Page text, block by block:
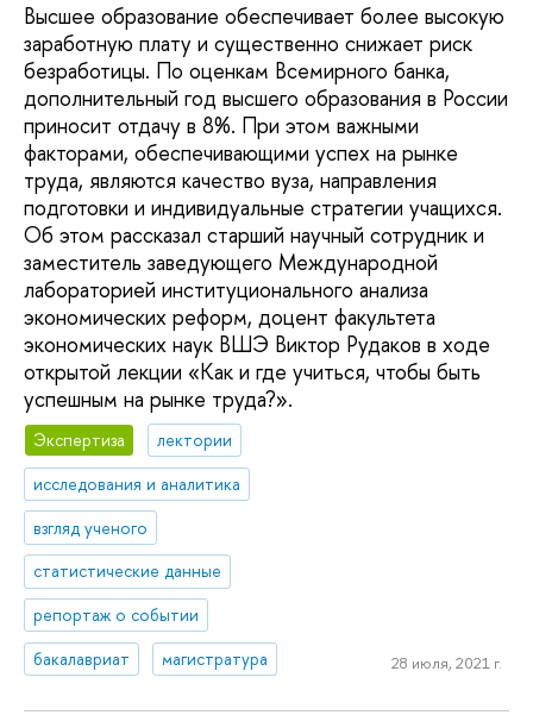
Высшее образование обеспечивает более высокую
заработную плату и существенно снижает риск
безработицы. По оценкам Всемирного банка,
дополнительный год высшего образования в России
приносит отдачу в 8%. При этом важными
факторами, обеспечивающими успех на рынке
труда, являются качество вуза, направления
подготовки и индивидуальные стратегии учащихся.
Об этом рассказал старший научный сотрудник и
заместитель заведующего Международной
лабораторией институционального анализа
экономических реформ, доцент факультета
экономических наук ВШЭ Виктор Рудаков в ходе
открытой лекции «Как и где учиться, чтобы быть
успешным на рынке труда?».
Экспертиза
лектории
исследования и аналитика
взгляд ученого
статистические данные
репортаж о событии
бакалавриат
магистратура 28 июля, 2021 г.